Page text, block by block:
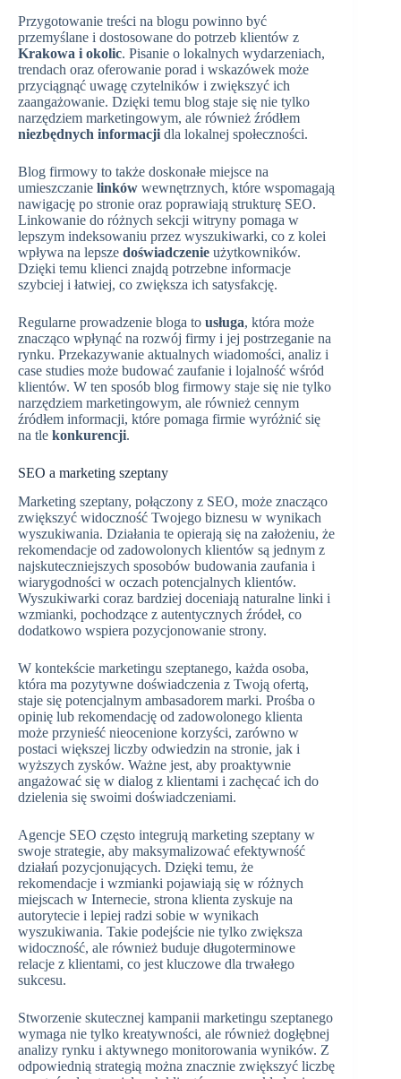
Przygotowanie treści na blogu powinno być
przemyślane i dostosowane do potrzeb klientów z
Krakowa i okolic. Pisanie o lokalnych wydarzeniach,
trendach oraz oferowanie porad i wskazówek może
przyciągnąć uwagę czytelników i zwiększyć ich
zaangażowanie. Dzięki temu blog staje się nie tylko
narzędziem marketingowym, ale również źródłem
niezbędnych informacji dla lokalnej społeczności.
Blog firmowy to także doskonałe miejsce na
umieszczanie linków wewnętrznych, które wspomagają
nawigację po stronie oraz poprawiają strukturę SEO.
Linkowanie do różnych sekcji witryny pomaga w
lepszym indeksowaniu przez wyszukiwarki, co z kolei
wpływa na lepsze doświadczenie użytkowników.
Dzięki temu klienci znajdą potrzebne informacje
szybciej i łatwiej, co zwiększa ich satysfakcję.
Regularne prowadzenie bloga to usługa, która może
znacząco wpłynąć na rozwój firmy i jej postrzeganie na
rynku. Przekazywanie aktualnych wiadomości, analiz i
case studies może budować zaufanie i lojalność wśród
klientów. W ten sposób blog firmowy staje się nie tylko
narzędziem marketingowym, ale również cennym
źródłem informacji, które pomaga firmie wyróżnić się
na tle konkurencji.
SEO a marketing szeptany
Marketing szeptany, połączony z SEO, może znacząco
zwiększyć widoczność Twojego biznesu w wynikach
wyszukiwania. Działania te opierają się na założeniu, że
rekomendacje od zadowolonych klientów są jednym z
najskuteczniejszych sposobów budowania zaufania i
wiarygodności w oczach potencjalnych klientów.
Wyszukiwarki coraz bardziej doceniają naturalne linki i
wzmianki, pochodzące z autentycznych źródeł, co
dodatkowo wspiera pozycjonowanie strony.
W kontekście marketingu szeptanego, każda osoba,
która ma pozytywne doświadczenia z Twoją ofertą,
staje się potencjalnym ambasadorem marki. Prośba o
opinię lub rekomendację od zadowolonego klienta
może przynieść nieocenione korzyści, zarówno w
postaci większej liczby odwiedzin na stronie, jak i
wyższych zysków. Ważne jest, aby proaktywnie
angażować się w dialog z klientami i zachęcać ich do
dzielenia się swoimi doświadczeniami.
Agencje SEO często integrują marketing szeptany w
swoje strategie, aby maksymalizować efektywność
działań pozycjonujących. Dzięki temu, że
rekomendacje i wzmianki pojawiają się w różnych
miejscach w Internecie, strona klienta zyskuje na
autorytecie i lepiej radzi sobie w wynikach
wyszukiwania. Takie podejście nie tylko zwiększa
widoczność, ale również buduje długoterminowe
relacje z klientami, co jest kluczowe dla trwałego
sukcesu.
Stworzenie skutecznej kampanii marketingu szeptanego
wymaga nie tylko kreatywności, ale również dogłębnej
analizy rynku i aktywnego monitorowania wyników. Z
odpowiednią strategią można znacznie zwiększyć liczbę